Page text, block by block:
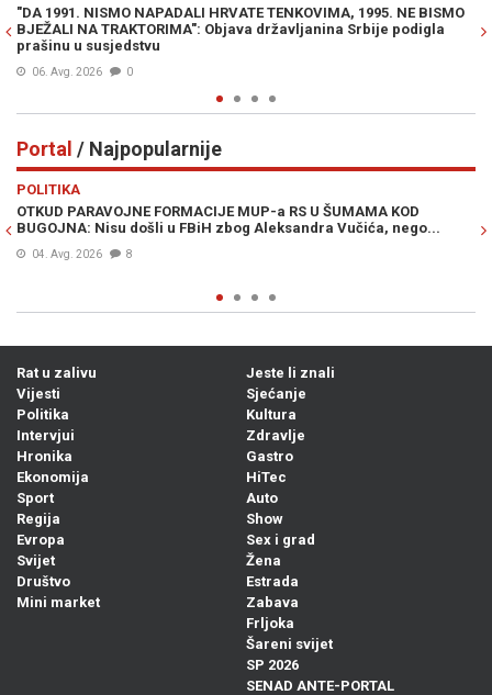
"DA 1991. NISMO NAPADALI HRVATE TENKOVIMA, 1995. NE BISMO
BJEŽALI NA TRAKTORIMA": Objava državljanina Srbije podigla
prašinu u susjedstvu
06. Avg. 2026 0
Portal / Najpopularnije
POLITIKA
OTKUD PARAVOJNE FORMACIJE MUP-a RS U ŠUMAMA KOD
BUGOJNA: Nisu došli u FBiH zbog Aleksandra Vučića, nego...
04. Avg. 2026 8
Rat u zalivu
Vijesti
Politika
Intervjui
Hronika
Ekonomija
Sport
Regija
Evropa
Svijet
Društvo
Mini market
Jeste li znali
Sjećanje
Kultura
Zdravlje
Gastro
HiTec
Auto
Show
Sex i grad
Žena
Estrada
Zabava
Frljoka
Šareni svijet
SP 2026
SENAD ANTE-PORTAL